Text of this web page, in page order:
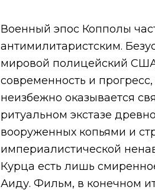
Военный эпос Копполы
антимилитаристским.
мировой полицейский
современность и
неизбежно оказывается
ритуальном экстазе
вооруженных копьями и
империалистической
Курца есть лишь
Аиду. Фильм, в конечном